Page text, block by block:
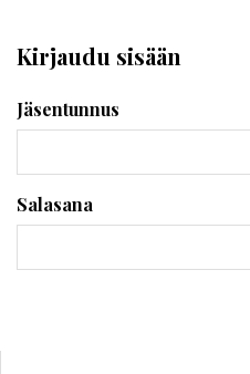
Kirjaudu sisään
Jäsentunnus
Salasana